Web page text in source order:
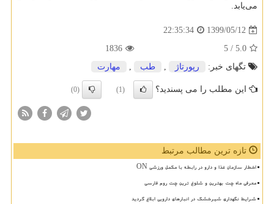
می‌یابد
1399/05/12
22:35:34
5.0
/ 5
1836
تگهای خبر:
رپورتاژ , طب , مهارت
این مطلب را می پسندید؟ (1)
(0)
تازه ترین مطالب مرتبط
اخطار سازمان غذا و دارو در رابطه با مکمل ورزشی ON
معرفی ماه چت بهترین و شلوغ ترین چت روم فارسی
شرایط نگهداری شیرخشک در انبارهای دارویی ابلاغ گردید